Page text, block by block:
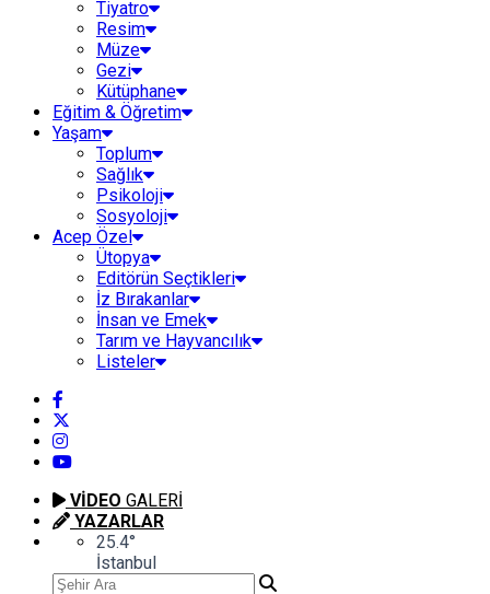
Tiyatro
Resim
Müze
Gezi
Kütüphane
Eğitim & Öğretim
Yaşam
Toplum
Sağlık
Psikoloji
Sosyoloji
Acep Özel
Ütopya
Editörün Seçtikleri
İz Bırakanlar
İnsan ve Emek
Tarım ve Hayvancılık
Listeler
VİDEO GALERİ
YAZARLAR
25.4°
İstanbul